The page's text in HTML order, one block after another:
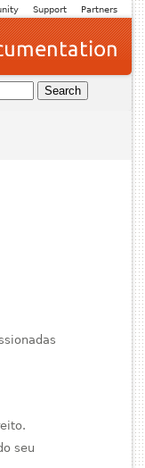
Partners
Support
seu